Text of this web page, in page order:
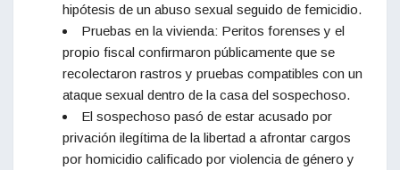
hipótesis de un abuso sexual seguido de femicidio.
Pruebas en la vivienda: Peritos forenses y el
propio fiscal confirmaron públicamente que se
recolectaron rastros y pruebas compatibles con un
ataque sexual dentro de la casa del sospechoso.
El sospechoso pasó de estar acusado por
privación ilegítima de la libertad a afrontar cargos
por homicidio calificado por violencia de género y